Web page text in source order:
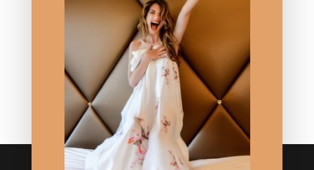
Mieux vous connaître pour mieux vous servir: DATE DE